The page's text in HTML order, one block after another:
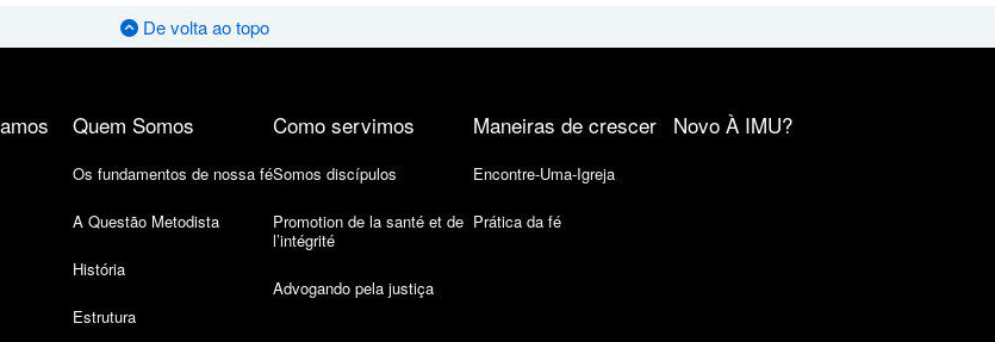
De volta ao topo
Quem Somos
Os fundamentos de nossa fé
A Questão Metodista
História
Estrutura
Como servimos
Somos discípulos
Promotion de la santé et de
l’intégrité
Advogando pela justiça
Maneiras de crescer
Encontre-Uma-Igreja
Prática da fé
Novo À IMU?